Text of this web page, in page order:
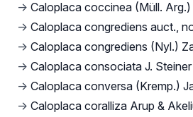
→ Caloplaca coccinea (Müll.
→ Caloplaca congrediens auct.,
→ Caloplaca congrediens (Nyl.)
→ Caloplaca consociata J. Steiner
→ Caloplaca conversa (Kremp.)
→ Caloplaca coralliza Arup &